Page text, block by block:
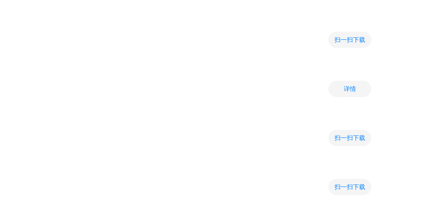
扫一扫下载
详情
扫一扫下载
扫一扫下载